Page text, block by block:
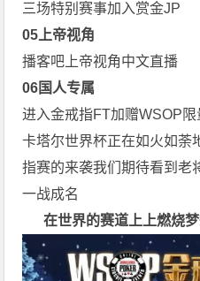
三场特别赛事加入赏金JP
05 上帝视角
播客吧上帝视角中文直播
06国人专属
进入金戒指FT加赠WSOP限
卡塔尔世界杯正在如火如荼
指赛的来袭我们期待看到老
一战成名
在世界的赛道上上燃烧